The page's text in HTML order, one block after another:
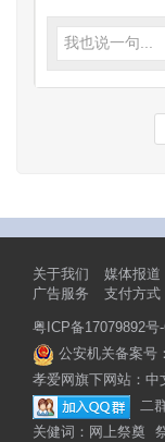
我也说一句...
关于我们 媒体报道
广告服务
支付方式
粤ICP备17079892号
公安机关备案号
孝爱网旗下网站： 中
二
关健词： 网上祭奠